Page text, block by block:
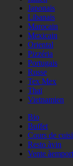
Japonais
Libanais
Marocain
Mexicain
Oriental
Pizzéria
Portugais
Russe
Tex Mex
Thaï
Vietnamien
Bio
Buffet
Cours de
Resto àvin
Vente